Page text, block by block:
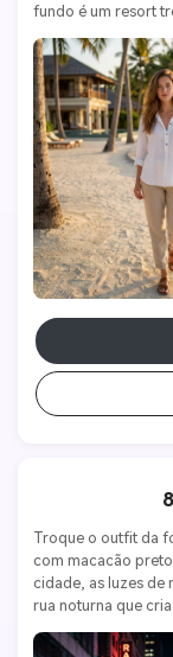
fundo é um resort
200, f/2.0.
Troque o outfit da
com macacão
cidade, as luzes de
rua noturna que